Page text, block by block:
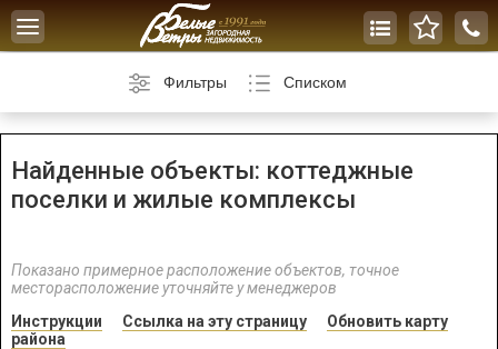
Toggle
navigation
Фильтры Списком
Найденные объекты: коттеджные
поселки и жилые комплексы
Показано примерное расположение объектов, точное
месторасположение уточняйте у менеджеров
Инструкции
Ссылка на эту страницу
Обновить карту
района